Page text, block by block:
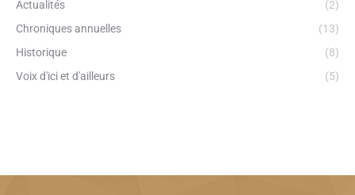
Actualités
(2)
Chroniques annuelles
(13)
Historique
(8)
Voix d'ici et d'ailleurs
(5)